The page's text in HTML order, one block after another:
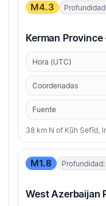
M4.3
Kerman Province
Hora (UTC)
Coordenadas
Fuente
38 km N of Kūh Sefīd,
M1.8
West Azerbaijan